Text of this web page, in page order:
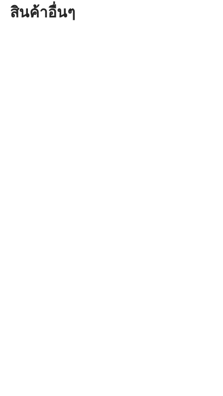
สินค้าอื่นๆ